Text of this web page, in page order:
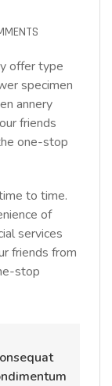
offer type
specimen
annery
friends
one-stop
to time.
of
services
friends from
stop